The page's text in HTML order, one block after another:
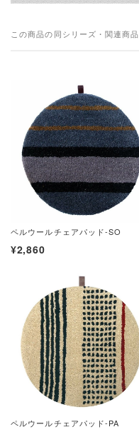
この商品の同シリーズ・関連商品
ペルウールチェアパッド-SO
¥2,860
ペルウールチェアパッド-PA